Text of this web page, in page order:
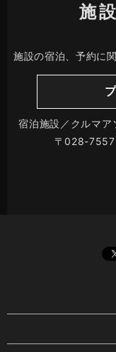
施
施設の宿泊、予約に
宿泊施設／クルマア
〒028-7557